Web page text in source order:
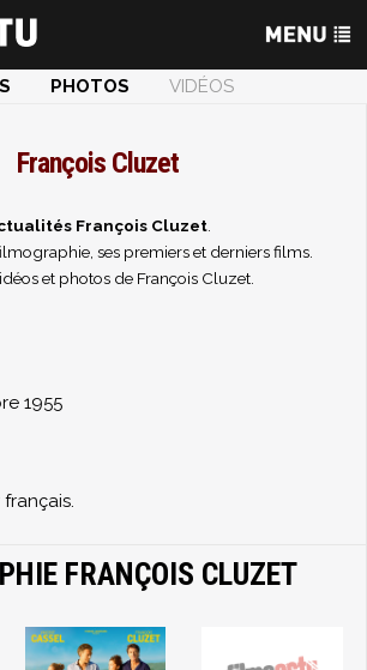
PHOTOS
VIDÉOS
François Cluzet
François Cluzet.
ses premiers et derniers films.
et photos de François Cluzet.
1955
FRANÇOIS CLUZET